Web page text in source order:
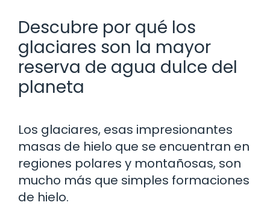
Descubre por qué los
glaciares son la mayor
reserva de agua dulce del
planeta
Los glaciares, esas impresionantes
masas de hielo que se encuentran en
regiones polares y montañosas, son
mucho más que simples formaciones
de hielo.